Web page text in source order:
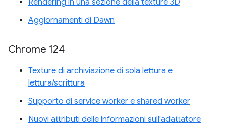
Rendering in una sezione della texture 3D
Aggiornamenti di Dawn
Chrome 124
Texture di archiviazione di sola lettura e
lettura/scrittura
Supporto di service worker e shared worker
Nuovi attributi delle informazioni sull'adattatore